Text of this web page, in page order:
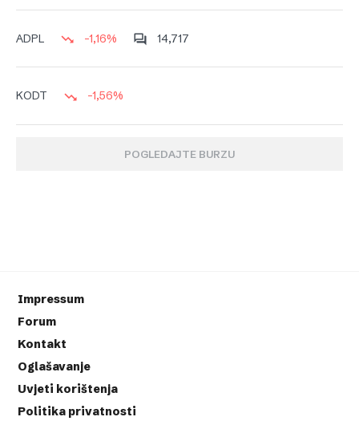
ADPL -1,16% 14,717
KODT -1,56%
POGLEDAJTE BURZU
Impressum
Forum
Kontakt
Oglašavanje
Uvjeti korištenja
Politika privatnosti